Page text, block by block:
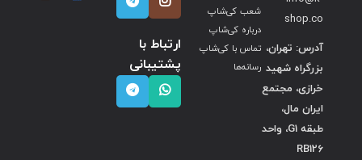
shop.co
آدرس: تهران،
بزرگراه شهید
خرازی، مجتمع
ایران مال،
طبقه G1، واحد
RB126
شعب کی‌شاپ
درباره کی‌شاپ
تماس با کی‌شاپ
رسانه‌ها
ارتباط با
پشتیبانی